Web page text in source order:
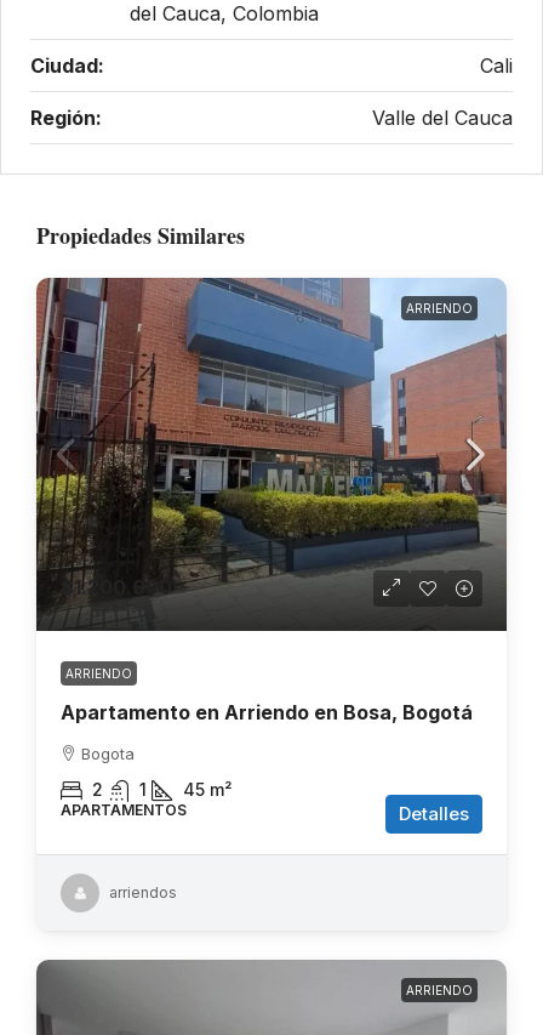
del Cauca, Colombia
Ciudad: Cali
Región: Valle del Cauca
Propiedades Similares
ARRIENDO
$1.200.000
ARRIENDO
Apartamento en Arriendo en Bosa, Bogotá
Bogota
2 1 45 m²
APARTAMENTOS Detalles
arriendos
ARRIENDO